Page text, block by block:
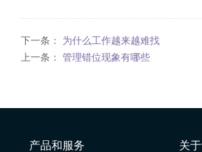
下一条： 为什么工作越来越难找
上一条： 管理错位现象有哪些
产品和服务 关